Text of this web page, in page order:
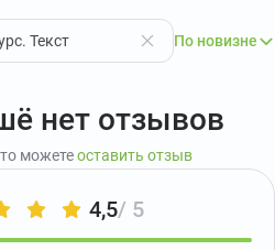
Текст По новизне
нет отзывов
можетеоставить отзыв
4,5/ 5